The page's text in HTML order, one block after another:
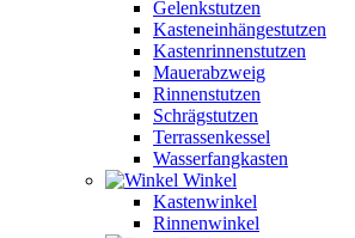
Gelenkstutzen
Kasteneinhängestutzen
Kastenrinnenstutzen
Mauerabzweig
Rinnenstutzen
Schrägstutzen
Terrassenkessel
Wasserfangkasten
Winkel
Kastenwinkel
Rinnenwinkel